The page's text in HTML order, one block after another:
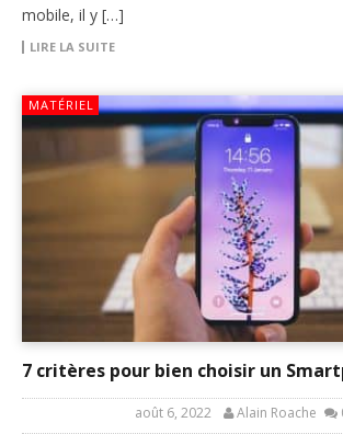
mobile, il y […]
LIRE LA SUITE
MATÉRIEL
7 critères pour bien choisir un
août 6, 2022 Alain Roache